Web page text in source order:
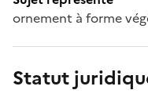
ornement à forme
Statut